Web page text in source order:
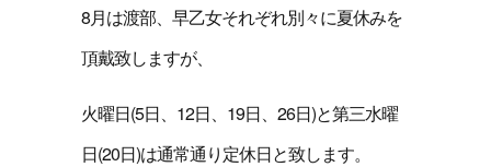
8月は渡部、早乙女それぞれ別々に夏休みを
頂戴致しますが、
火曜日(5日、12日、19日、26日)と第三水曜
日(20日)は通常通り定休日と致します。